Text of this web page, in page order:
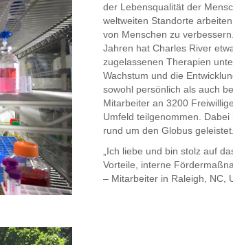
der Lebensqualität der
weltweiten Standorte
von Menschen zu verbessern.
Jahren hat Charles River
zugelassenen Therapien
Wachstum und die
sowohl persönlich als auch
Mitarbeiter an 3200
Umfeld teilgenommen.
rund um den Globus
„Ich liebe und bin stolz auf
Vorteile, interne
– Mitarbeiter in